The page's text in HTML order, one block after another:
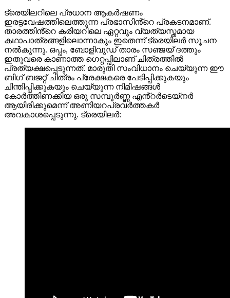
ട്രെയിലറിലെ പ്രധാന ആകർഷണം
ഇരട്ടവേഷത്തിലെത്തുന്ന പ്രഭാസിൻ്റെ പ്രകടനമാണ്.
താരത്തിൻ്റെ കരിയറിലെ ഏറ്റവും വ്യത്യസ്തമായ
കഥാപാത്രങ്ങളിലൊന്നാകും ഇതെന്ന് ട്രെയിലർ സൂചന
നൽകുന്നു. ഒപ്പം, ബോളിവുഡ് താരം സഞ്ജയ് ദത്തും
ഇതുവരെ കാണാത്ത ഗെറ്റപ്പിലാണ് ചിത്രത്തിൽ
പ്രത്യക്ഷപ്പെടുന്നത്. മാരുതി സംവിധാനം ചെയ്യുന്ന ഈ
ബിഗ് ബജറ്റ് ചിത്രം പ്രേക്ഷകരെ പേടിപ്പിക്കുകയും
ചിന്തിപ്പിക്കുകയും ചെയ്യുന്ന നിമിഷങ്ങൾ
കോർത്തിണക്കിയ ഒരു സമ്പൂർണ്ണ എൻ്റർടെയ്നർ
ആയിരിക്കുമെന്ന് അണിയറപ്രവർത്തകർ
അവകാശപ്പെടുന്നു. ട്രെയിലർ: